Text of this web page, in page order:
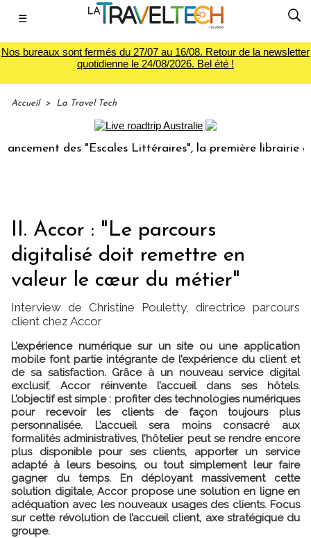
☰
Nos bureaux sont fermés du 27/07 au 16/08. Retour de la newsletter
quotidienne le 24/08/2026. Bel été !
Accueil > La Travel Tech
des "Escales Littéraires", la première librairie du
II. Accor : "Le parcours
digitalisé doit remettre en
valeur le cœur du métier"
Interview de Christine Pouletty, directrice parcours
client chez Accor
L’expérience numérique sur un site ou une application
mobile font partie intégrante de l’expérience du client et
de sa satisfaction. Grâce à un nouveau service digital
exclusif, Accor réinvente l’accueil dans ses hôtels.
L’objectif est simple : profiter des technologies numériques
pour recevoir les clients de façon toujours plus
personnalisée. L’accueil sera moins consacré aux
formalités administratives, l’hôtelier peut se rendre encore
plus disponible pour ses clients, apporter un service
adapté à leurs besoins, ou tout simplement leur faire
gagner du temps. En déployant massivement cette
solution digitale, Accor propose une solution en ligne en
adéquation avec les nouveaux usages des clients. Focus
sur cette révolution de l’accueil client, axe stratégique du
groupe.